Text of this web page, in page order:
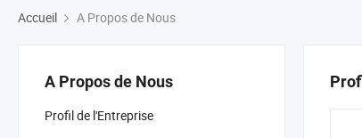
Accueil A Propos de Nous
A Propos de Nous
Profil de l'Entreprise